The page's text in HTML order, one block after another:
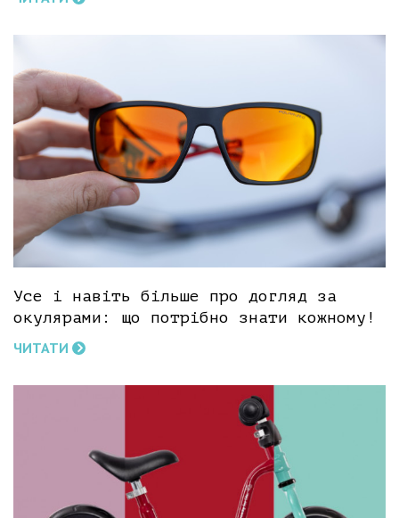
Усе і навіть більше про догляд за
окулярами: що потрібно знати кожному!
ЧИТАТИ